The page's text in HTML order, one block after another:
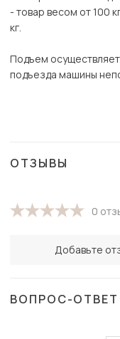
- товар весом от 100
кг.
Подъем
подъезда машины
ОТЗЫВЫ
0
Добавьте
ВОПРОС-ОТВЕТ